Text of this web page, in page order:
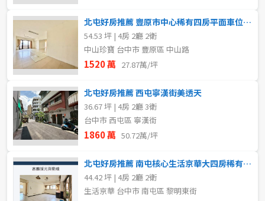
北屯好房推薦 豐原市中心稀有四房平面車位前後陽台視野戶
54.53 坪 | 4房 2廳 2衛
中山珍寶 台中市 豐原區 中山路
1520 萬 27.87萬/坪
北屯好房推薦 西屯寧漢街美透天
36.67 坪 | 4房 2廳 3衛
台中市 西屯區 寧漢街
1860 萬 50.72萬/坪
北屯好房推薦 南屯核心生活京華大四房稀有釋出
44.42 坪 | 4房 2廳 2衛
生活京華 台中市 南屯區 黎明東街